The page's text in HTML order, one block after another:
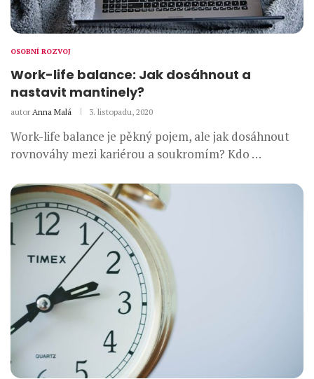
OSOBNÍ ROZVOJ
Work-life balance: Jak dosáhnout a
nastavit mantinely?
autor Anna Malá 3. listopadu, 2020
Work-life balance je pěkný pojem, ale jak dosáhnout
rovnováhy mezi kariérou a soukromím? Kdo …